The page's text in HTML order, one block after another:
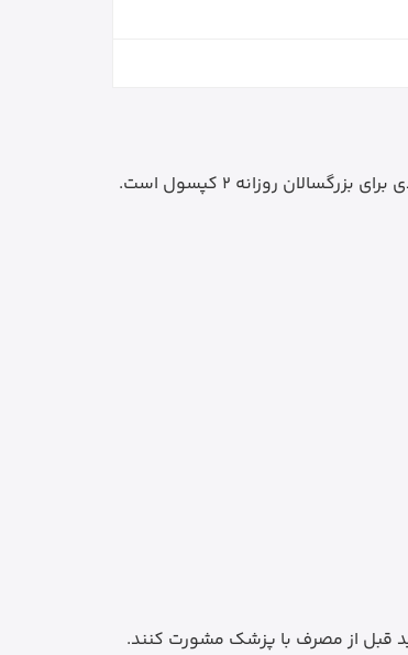
روزانه 2 کپسول است.
قبل از مصرف با پزشک مشورت کنند.